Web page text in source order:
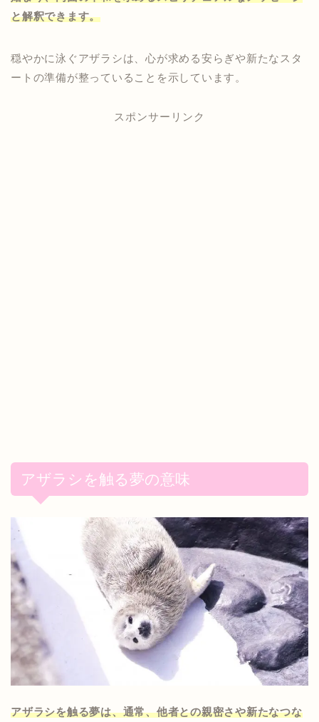
と解釈できます。
穏やかに泳ぐアザラシは、心が求める安らぎや新たなスタ
ートの準備が整っていることを示しています。
スポンサーリンク
アザラシを触る夢の意味
アザラシを触る夢は、通常、他者との親密さや新たなつな